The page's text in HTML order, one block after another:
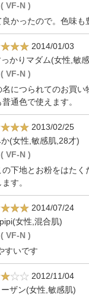
VF-N )
かったので。色味も
2014/01/03
かりマダム(女性,敏
VF-N )
につられてのお買い
通色で使えます。
2013/02/25
(女性,敏感肌,28才)
VF-N )
下地とお粉をはたく
す。
2014/07/24
女性,混合肌)
VF-N )
すいです
2012/11/04
ザン(女性,敏感肌)